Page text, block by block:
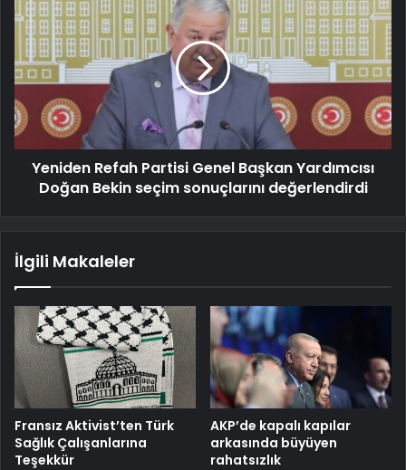
Yeniden Refah Partisi Genel Başkan Yardımcısı
Doğan Bekin seçim sonuçlarını değerlendirdi
İlgili Makaleler
Fransız Aktivist’ten Türk
Sağlık Çalışanlarına
Teşekkür
AKP’de kapalı kapılar
arkasında büyüyen
rahatsızlık